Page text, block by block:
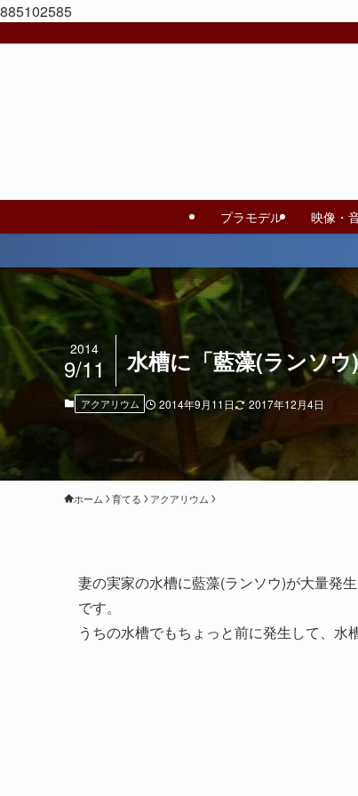
885102585
プラモデル 映像・
水槽に「藍藻(ランソ
2014
9/11
アクアリウム 2014年9月11日 2017年12月4日
ホーム 育てる アクアリウム
妻の実家の水槽に藍藻(ランソウ)が大量発
です。
うちの水槽でもちょっと前に発生して、水